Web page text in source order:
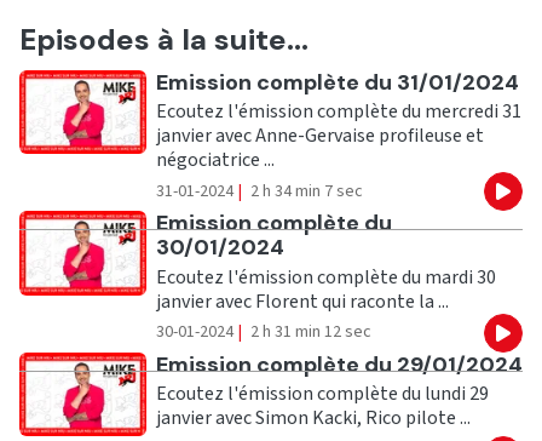
Episodes à la suite...
Ecouter
Emission complète du 31/01/2024
Ecoutez l'émission complète du mercredi 31
janvier avec Anne-Gervaise profileuse et
négociatrice ...
31-01-2024 | 2 h 34 min 7 sec
Ecouter
Emission complète du
30/01/2024
Ecoutez l'émission complète du mardi 30
janvier avec Florent qui raconte la ...
30-01-2024 | 2 h 31 min 12 sec
Ecouter
Emission complète du 29/01/2024
Ecoutez l'émission complète du lundi 29
janvier avec Simon Kacki, Rico pilote ...